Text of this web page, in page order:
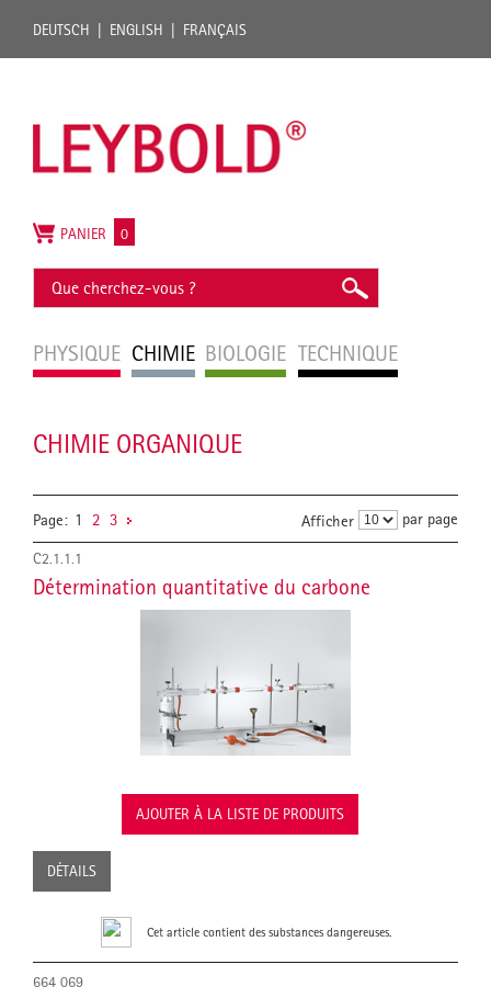
DEUTSCH ENGLISH FRANÇAIS
PHYSIQUE CHIMIE BIOLOGIE TECHNIQUE
PANIER 0
CHIMIE ORGANIQUE
Page: 1 2 3 Afficher par page
C2.1.1.1
Détermination quantitative du carbone
AJOUTER À LA LISTE DE PRODUITS
DÉTAILS
Cet article contient des substances dangereuses.
664 069